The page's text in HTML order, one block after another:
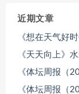
近期文章
《想在天气好
《天天向上》
《体坛周报（
《体坛周报（